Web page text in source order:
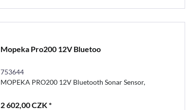
Mopeka Pro200 12V Bluetoo
753644
MOPEKA PRO200 12V Bluetooth Sonar Sensor,
2 602,00 CZK *